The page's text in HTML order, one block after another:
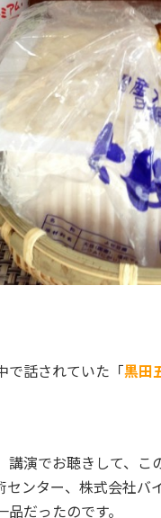
で話されていた「黒田
演でお聴きして、
ンター、株式会社
だったのです。